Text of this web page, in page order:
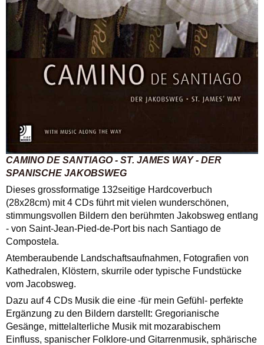
CAMINO DE SANTIAGO - ST. JAMES WAY - DER
SPANISCHE JAKOBSWEG
Dieses grossformatige 132seitige Hardcoverbuch
(28x28cm) mit 4 CDs führt mit vielen wunderschönen,
stimmungsvollen Bildern den berühmten Jakobsweg entlang
- von Saint-Jean-Pied-de-Port bis nach Santiago de
Compostela.
Atemberaubende Landschaftsaufnahmen, Fotografien von
Kathedralen, Klöstern, skurrile oder typische Fundstücke
vom Jacobsweg.
Dazu auf 4 CDs Musik die eine -für mein Gefühl- perfekte
Ergänzung zu den Bildern darstellt: Gregorianische
Gesänge, mittelalterliche Musik mit mozarabischem
Einfluss, spanischer Folklore-und Gitarrenmusik, sphärische